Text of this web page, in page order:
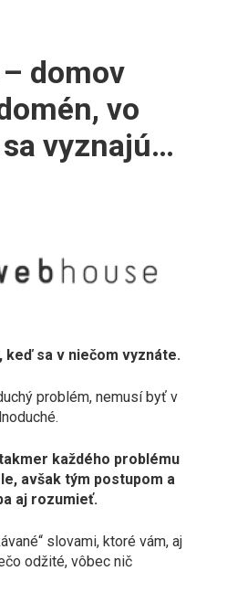
domov
vo
vyznajú…
keď sa v niečom vyznáte.
problém, nemusí byť v
každého problému
avšak tým postupom a
aj rozumieť.
slovami, ktoré vám, aj
odžité, vôbec nič